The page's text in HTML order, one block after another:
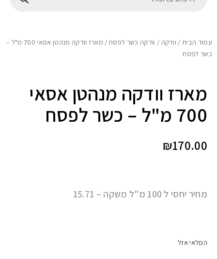
עמוד הבית/ וודקה / וודקה כשר לפסח
/ מארז וודקה מנהטן אסאי 700 מ"ל –
כשר לפסח
מארז וודקה מנהטן אסאי
700 מ"ל – כשר לפסח
₪170.00
מחיר יחסי ל 100 מ"ל משקה – 15.71
המלאי אזל